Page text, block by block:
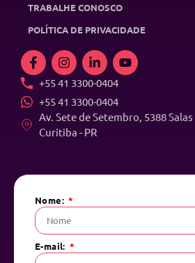
TRABALHE CONOSCO
POLÍTICA DE PRIVACIDADE
+55 41 3300-0404
+55 41 3300-0404
Av. Sete de Setembro, 5388
Curitiba - PR
Nome:
E-mail: